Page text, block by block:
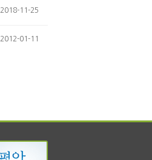
2018-11-25
2012-01-11